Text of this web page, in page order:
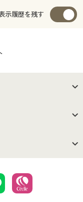
示履歴を残す